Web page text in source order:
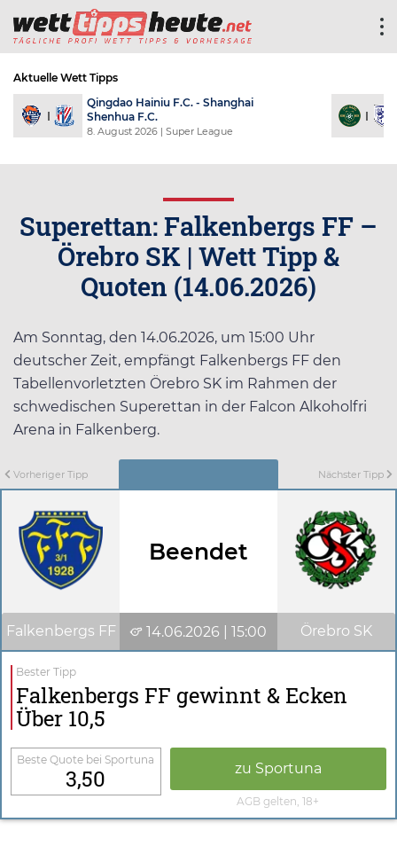
Aktuelle Wett Tipps
Qingdao Hainiu F.C. - Shanghai
Shenhua F.C.
8. August 2026 | Super League
Superettan: Falkenbergs FF –
Örebro SK | Wett Tipp &
Quoten (14.06.2026)
Am Sonntag, den 14.06.2026, um 15:00 Uhr
deutscher Zeit, empfängt Falkenbergs FF den
Tabellenvorletzten Örebro SK im Rahmen der
schwedischen Superettan in der Falcon Alkoholfri
Arena in Falkenberg.
Vorheriger Tipp Nächster Tipp
Beendet
Falkenbergs FF 14.06.2026 | 15:00 Örebro SK
Bester Tipp
Falkenbergs FF gewinnt & Ecken
Über 10,5
Beste Quote bei Sportuna
3,50 zu Sportuna
AGB gelten, 18+